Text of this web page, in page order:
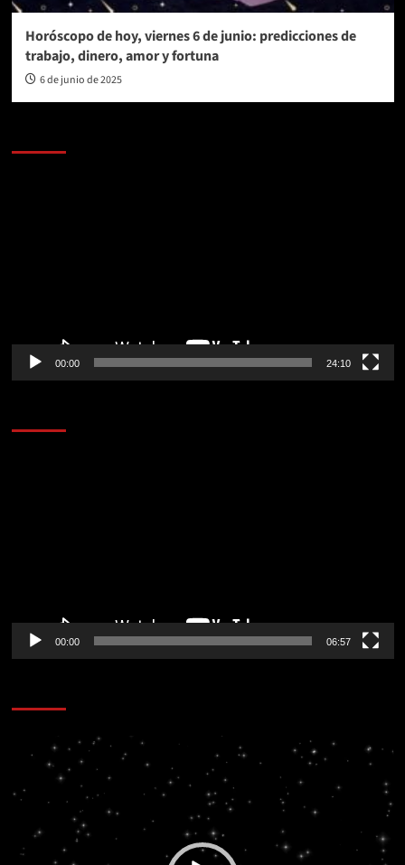
Horóscopo de hoy, viernes 6 de junio: predicciones de
trabajo, dinero, amor y fortuna
6 de junio de 2025
00:00 24:10
00:00 06:57
Reproductor
vídeo